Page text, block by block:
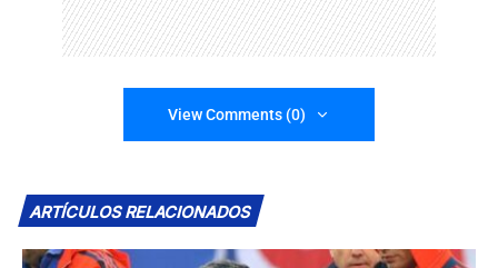
View Comments (0)
ARTÍCULOS RELACIONADOS